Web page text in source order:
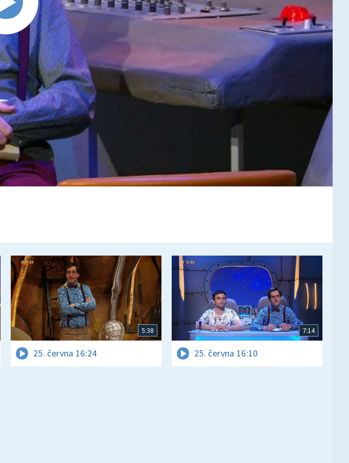
5:38
25. června 16:24
7:14
25. června 16:10